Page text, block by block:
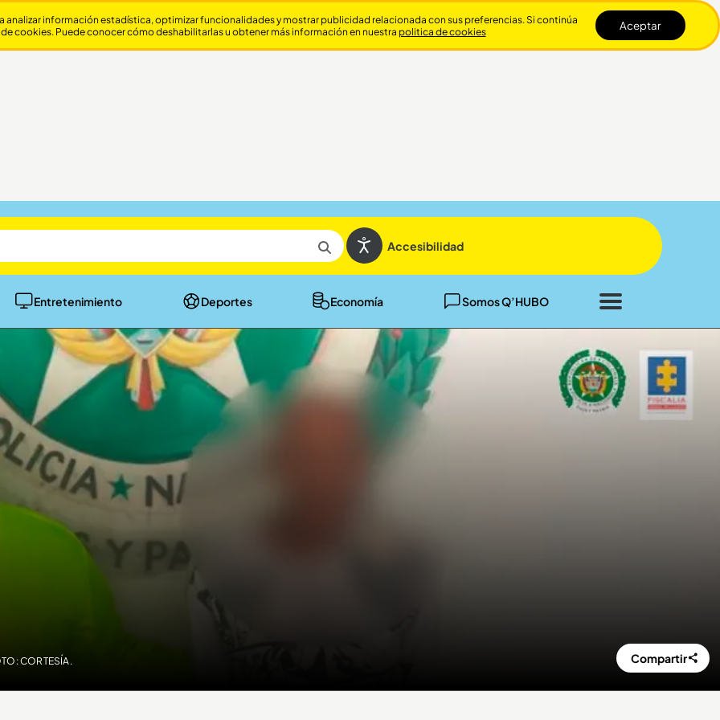
Accesibilidad
Entretenimiento Deportes Economía Somos Q’HUBO
Cerrar
CORTESÍA. Compartir
información estadística, optimizar funcionalidades y mostrar publicidad relacionada con sus preferencias. Si continúa
cookies. Puede conocer cómo deshabilitarlas u obtener más información en nuestra politica de cookies Aceptar